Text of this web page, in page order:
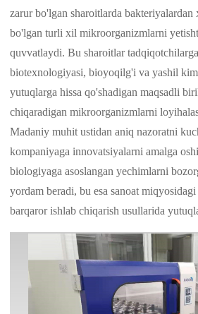
zarur bo'lgan sharoitlarda bakteriyalardan
bo'lgan turli xil mikroorganizmlarni
quvvatlaydi. Bu sharoitlar
biotexnologiyasi, bioyoqilg'i va yashil
yutuqlarga hissa qo'shadigan maqsadli
chiqaradigan mikroorganizmlarni
Madaniy muhit ustidan aniq nazoratni
kompaniyaga innovatsiyalarni amalga
biologiyaga asoslangan yechimlarni
yordam beradi, bu esa sanoat
barqaror ishlab chiqarish usullarida